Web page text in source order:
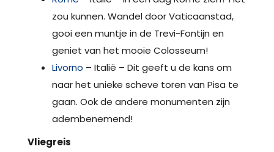
zou kunnen. Wandel door Vaticaanstad,
gooi een muntje in de Trevi-Fontijn en
geniet van het mooie Colosseum!
Livorno – Italië – Dit geeft u de kans om
naar het unieke scheve toren van Pisa te
gaan. Ook de andere monumenten zijn
adembenemend!
Vliegreis